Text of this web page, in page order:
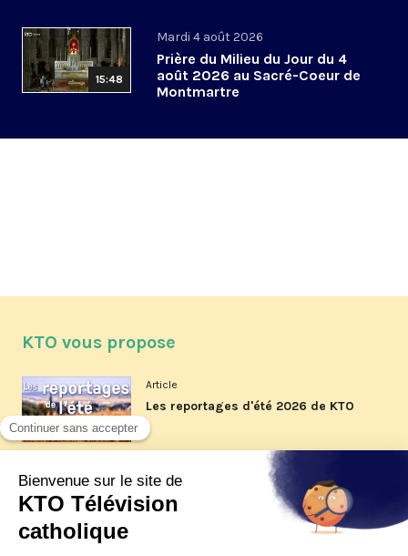
15:48
Mardi 4 août 2026
Prière du Milieu du Jour du 4
août 2026 au Sacré-Coeur de
Montmartre
KTO vous propose
Article
Les reportages d'été 2026 de KTO
La visite pastorale du pape Léon
XIV à Assise à suivre sur KTO le
jeudi 6 août